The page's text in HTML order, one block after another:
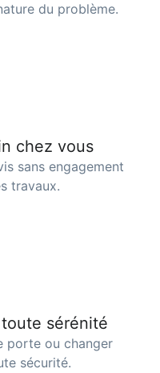
du problème.
chez vous
sans engagement
travaux.
sérénité
porte ou changer
sécurité.